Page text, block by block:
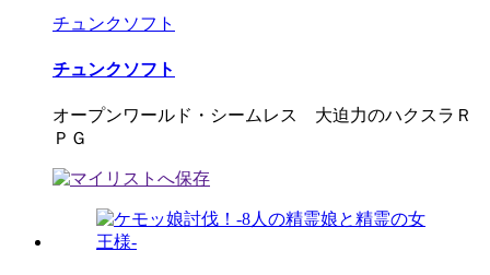
チュンクソフト
チュンクソフト
オープンワールド・シームレス 大迫力のハクスラＲ
ＰＧ